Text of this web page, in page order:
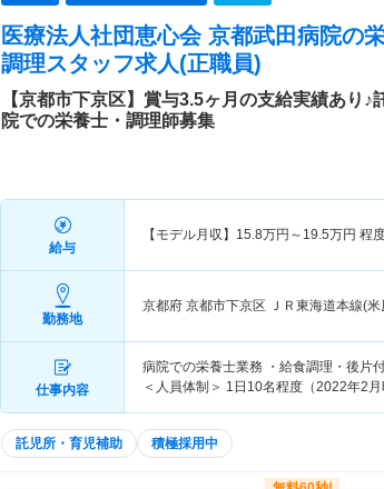
医療法人社団恵心会 京都武田病院の
調理スタッフ求人(正職員)
【京都市下京区】賞与3.5ヶ月の支給実績あり
院での栄養士・調理師募集
給与
【モデル月収】 15.8万円～ 19.5万円 程
勤務地
京都府 京都市下京区 ＪＲ東海道本線(
仕事内容
病院での栄養士業務 ・給食調理・後片
＜人員体制＞ 1日10名程度（2022年2
託児所・育児補助 積極採用中